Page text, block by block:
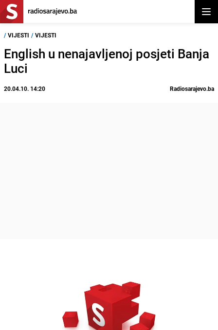
/ VIJESTI / VIJESTI
English u nenajavljenoj posjeti Banja
Luci
20.04.10. 14:20 Radiosarajevo.ba